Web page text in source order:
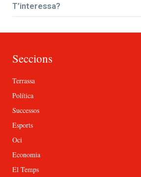
T’interessa?
Seccions
Terrassa
Política
Successos
Esports
Oci
Economia
El Temps